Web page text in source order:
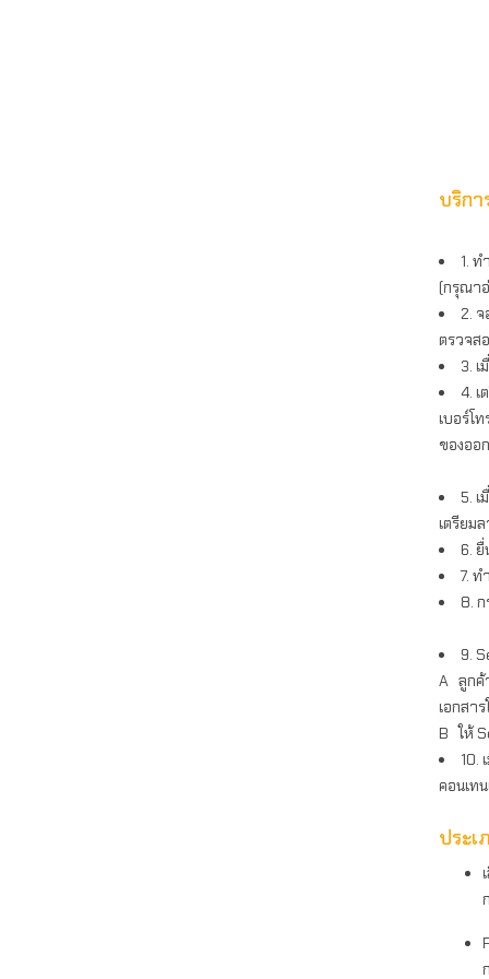
บริกา
1.
(กรุณา
2.
ตรวจส
3.
4.
เบอร์โ
ของออ
5.
เตรียม
6.
7. ท
8.
9.
A ลูกค้
เอกสา
B ให้
10.
คอนเท
ประ